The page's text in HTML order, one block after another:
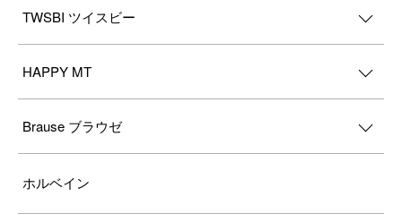
TWSBI ツイスビー
HAPPY MT
Brause ブラウゼ
ホルベイン